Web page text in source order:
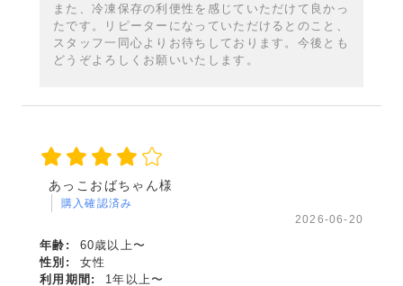
また、冷凍保存の利便性を感じていただけて良かっ
たです。リピーターになっていただけるとのこと、
スタッフ一同心よりお待ちしております。今後とも
どうぞよろしくお願いいたします。
あっこおばちゃん様
購入確認済み
2026-06-20
年齢:
60歳以上〜
性別:
女性
利用期間:
1年以上〜